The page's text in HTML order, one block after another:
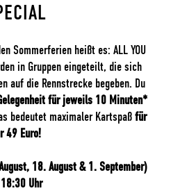
Sommerferien heißt es: ALL YOU
in Gruppen eingeteilt, die sich
auf die Rennstrecke begeben. Du
für jeweils 10 Minuten*
bedeutet maximaler Kartspaß für
49 Euro!
18. August & 1. September)
Uhr